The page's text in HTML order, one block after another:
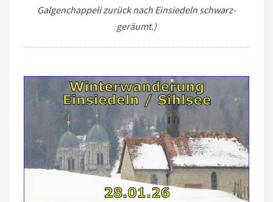
Galgenchappeli zurück nach Einsiedeln schwarz-
geräumt.)